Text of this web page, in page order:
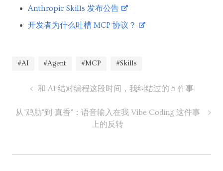
Anthropic Skills 发布公告
开发者为什么吐槽 MCP 协议？
#AI #Agent #MCP #Skills
和 AI 结对编程这段时间，我纠结过的 5 件事
从"鸡肋"到"真香"：语音输入在我 Vibe Coding 这件事
上的反转